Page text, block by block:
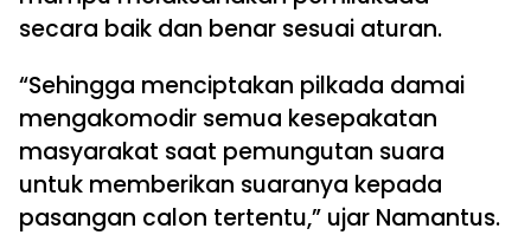
secara baik dan benar sesuai aturan.
“Sehingga menciptakan pilkada damai
mengakomodir semua kesepakatan
masyarakat saat pemungutan suara
untuk memberikan suaranya kepada
pasangan calon tertentu,” ujar Namantus.